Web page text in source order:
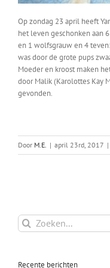
Op zondag 23 april heeft
het leven geschonken aan
en 1 wolfsgrauw en 4
was door de grote pups
Moeder en kroost maken
door Malik (Karolottes Kay
gevonden.
Door M.E. | april 23rd, 2017 |
Zoeken
naar:
Recente berichten